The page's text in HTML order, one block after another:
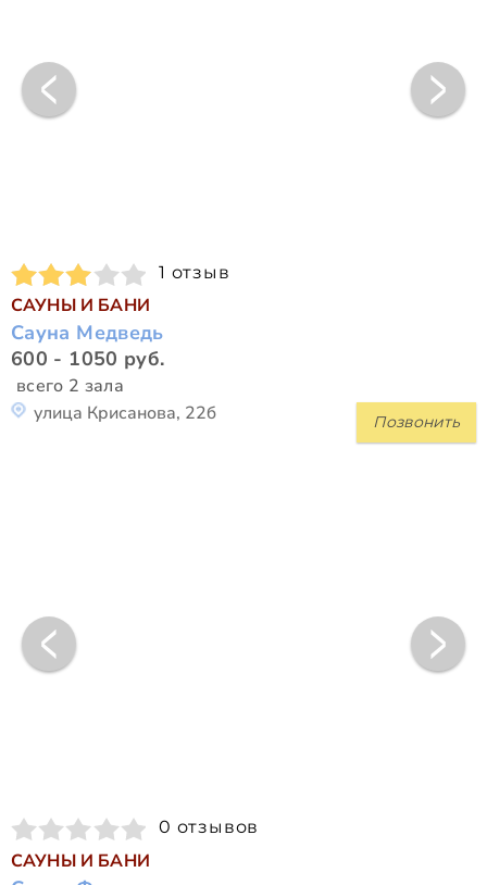
1 отзыв
САУНЫ И БАНИ
Сауна Медведь
600 - 1050 руб.
всего 2 зала
Позвонить
улица Крисанова, 22б
0 отзывов
САУНЫ И БАНИ